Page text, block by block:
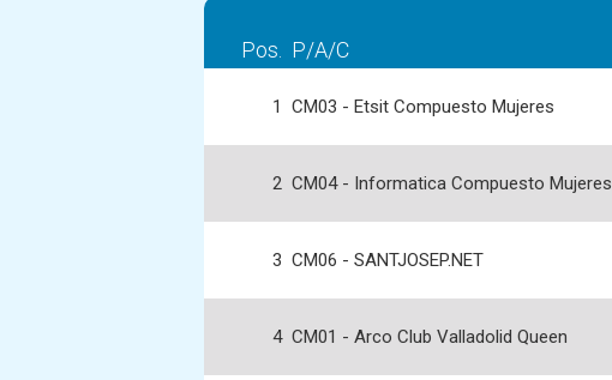
Pos.
P/A/C
1 CM03 - Etsit Compuesto Mujeres
2 CM04 - Informatica Compuesto Mujeres
3 CM06 - SANTJOSEP.NET
4 CM01 - Arco Club Valladolid Queen